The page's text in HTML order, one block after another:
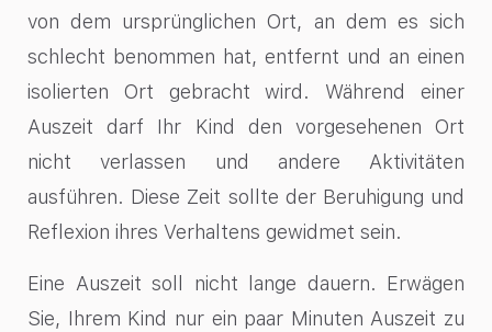
von dem ursprünglichen Ort, an dem es sich
schlecht benommen hat, entfernt und an einen
isolierten Ort gebracht wird. Während einer
Auszeit darf Ihr Kind den vorgesehenen Ort
nicht verlassen und andere Aktivitäten
ausführen. Diese Zeit sollte der Beruhigung und
Reflexion ihres Verhaltens gewidmet sein.
Eine Auszeit soll nicht lange dauern. Erwägen
Sie, Ihrem Kind nur ein paar Minuten Auszeit zu